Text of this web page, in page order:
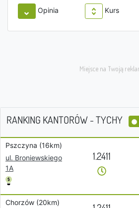
Opinia Kurs
RANKING KANTORÓW - TYCHY
Pszczyna (16km)
ul. Broniewskiego
1A
1.2411
Chorzów (20km)